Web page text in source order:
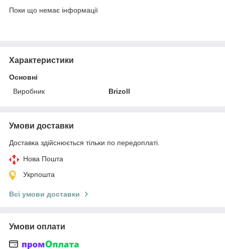
Поки що немає інформації
Характеристики
Основні
Виробник
Brizoll
Умови доставки
Доставка здійснюється тільки по передоплаті.
Нова Пошта
Укрпошта
Всі умови доставки
Умови оплати